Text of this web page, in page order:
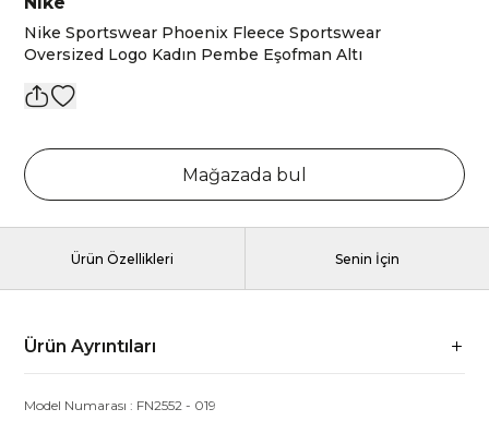
Nike Sportswear Phoenix Fleece Sportswear
Oversized Logo Kadın Pembe Eşofman Altı
Mağazada bul
Ürün Özellikleri Senin İçin
Ürün Ayrıntıları
Model Numarası : FN2552 - 019